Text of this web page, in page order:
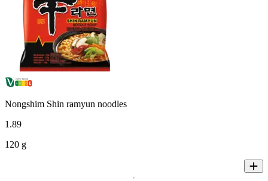
Nongshim Shin ramyun noodles
1 .89
120 g